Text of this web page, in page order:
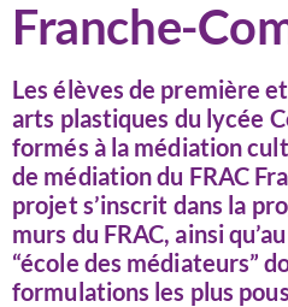
Franche-
Les élèves de première
arts plastiques du lycée
formés à la médiation
de médiation du FRAC
projet s’inscrit dans la
murs du FRAC, ainsi
“école des médiateurs”
formulations les plus